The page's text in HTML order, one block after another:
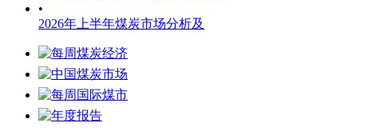
•
2026年上半年煤炭市场分析及